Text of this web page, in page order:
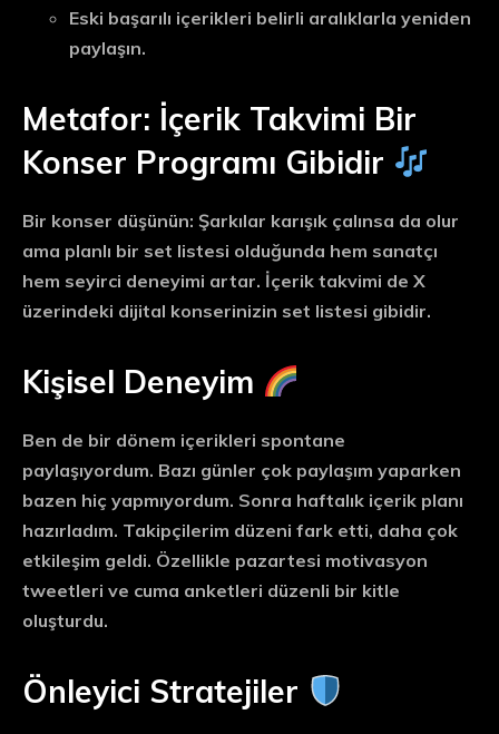
Eski başarılı içerikleri belirli aralıklarla yeniden
paylaşın.
Metafor: İçerik Takvimi Bir
Konser Programı Gibidir
Bir konser düşünün: Şarkılar karışık çalınsa da olur
ama planlı bir set listesi olduğunda hem sanatçı
hem seyirci deneyimi artar. İçerik takvimi de X
üzerindeki dijital konserinizin set listesi gibidir.
Kişisel Deneyim
Ben de bir dönem içerikleri spontane
paylaşıyordum. Bazı günler çok paylaşım yaparken
bazen hiç yapmıyordum. Sonra haftalık içerik planı
hazırladım. Takipçilerim düzeni fark etti, daha çok
etkileşim geldi. Özellikle pazartesi motivasyon
tweetleri ve cuma anketleri düzenli bir kitle
oluşturdu.
Önleyici Stratejiler